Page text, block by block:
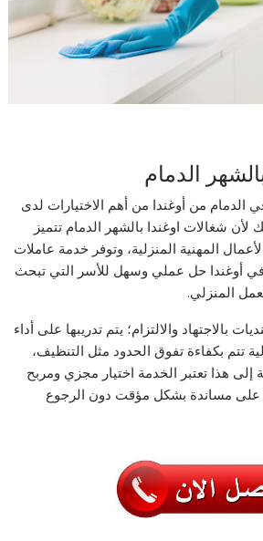
الدمام
الدمام من أوغندا من أهم الاختيارات لدى
شغالات اوغندا بالشهر الدمام تتميز
المهنية المنزلية، وتوفر خدمة عاملات
أوغندا حل عملي وسهل للأسر التي تبحث
المنزلي.
بالاجتهاد والالتزام؛ يتم تدريبها على أداء
تتم بكفاءة تفوق الحدود مثل التنظيف،
إلى هذا تعتبر الخدمة اختيار مجزي ومربح
على مساندة بشكل مؤقت دون الرجوع